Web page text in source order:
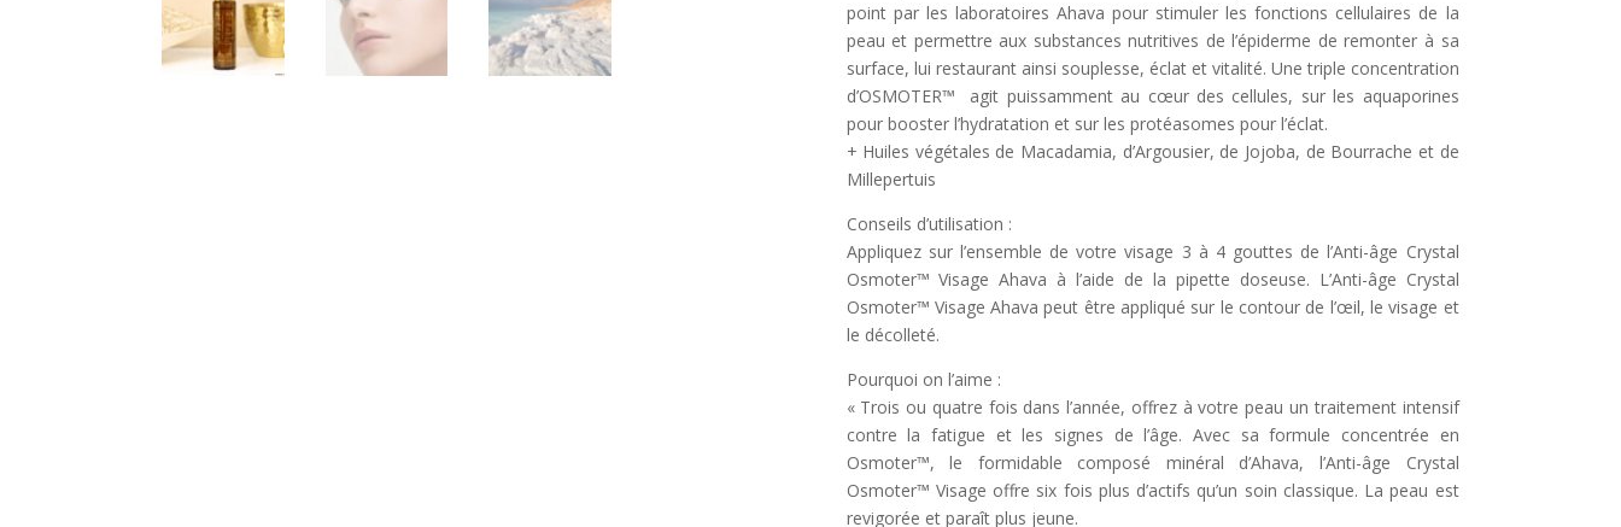
point par les laboratoires Ahava pour stimuler les fonctions cellulaires de la
peau et permettre aux substances nutritives de l’épiderme de remonter à sa
surface, lui restaurant ainsi souplesse, éclat et vitalité. Une triple concentration
d’OSMOTER™ agit puissamment au cœur des cellules, sur les aquaporines
pour booster l’hydratation et sur les protéasomes pour l’éclat.
+ Huiles végétales de Macadamia, d’Argousier, de Jojoba, de Bourrache et de
Millepertuis
Conseils d’utilisation :
Appliquez sur l’ensemble de votre visage 3 à 4 gouttes de l’Anti-âge Crystal
Osmoter™ Visage Ahava à l’aide de la pipette doseuse. L’Anti-âge Crystal
Osmoter™ Visage Ahava peut être appliqué sur le contour de l’œil, le visage et
le décolleté.
Pourquoi on l’aime :
« Trois ou quatre fois dans l’année, offrez à votre peau un traitement intensif
contre la fatigue et les signes de l’âge. Avec sa formule concentrée en
Osmoter™, le formidable composé minéral d’Ahava, l’Anti-âge Crystal
Osmoter™ Visage offre six fois plus d’actifs qu’un soin classique. La peau est
revigorée et paraît plus jeune.